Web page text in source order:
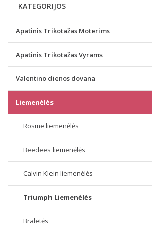
KATEGORIJOS
Apatinis Trikotažas Moterims
Apatinis Trikotažas Vyrams
Valentino dienos dovana
Liemenėlės
Rosme liemenėlės
Beedees liemenėlės
Calvin Klein liemenėlės
Triumph Liemenėlės
Braletės